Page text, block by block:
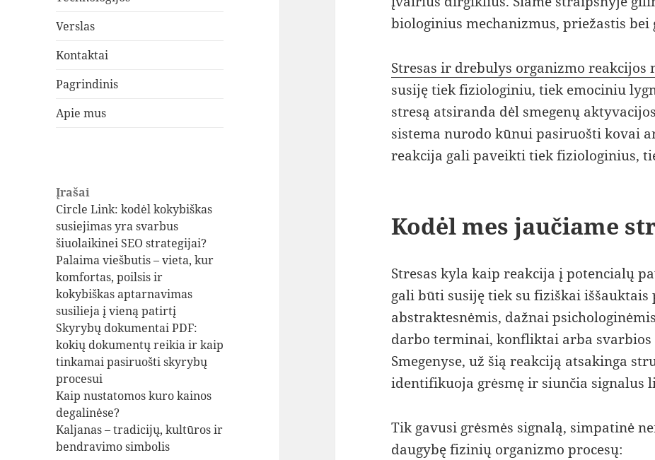
Verslas
Kontaktai
Pagrindinis
Apie mus
Įrašai
Circle Link: kodėl kokybiškas
susiejimas yra svarbus
šiuolaikinei SEO strategijai?
Palaima viešbutis – vieta, kur
komfortas, poilsis ir
kokybiškas aptarnavimas
susilieja į vieną patirtį
Skyrybų dokumentai PDF:
kokių dokumentų reikia ir kaip
tinkamai pasiruošti skyrybų
procesui
Kaip nustatomos kuro kainos
degalinėse?
Kaljanas – tradicijų, kultūros ir
bendravimo simbolis
biologinius mechanizmus, priežastis
Stresas ir drebulys organizmo reakcijos
susiję tiek fiziologiniu, tiek emociniu
stresą atsiranda dėl smegenų
sistema nurodo kūnui pasiruošti kovai
reakcija gali paveikti tiek fiziologinius,
Kodėl mes jaučiame
Stresas kyla kaip reakcija į potencialų
gali būti susiję tiek su fiziškai iššauktais
abstraktesnėmis, dažnai
darbo terminai, konfliktai arba svarbios
Smegenyse, už šią reakciją atsakinga
identifikuoja grėsmę ir siunčia signalus
Tik gavusi grėsmės signalą, simpatinė
daugybę fizinių organizmo procesų: